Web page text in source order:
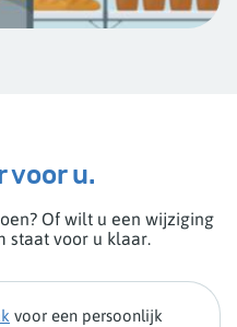
voor u.
Of wilt u een wijziging
staat voor u klaar.
voor een persoonlijk